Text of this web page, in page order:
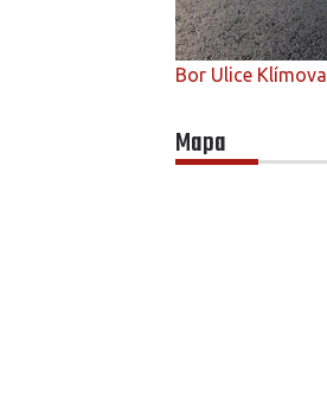
Bor Ulice Klímova
Mapa